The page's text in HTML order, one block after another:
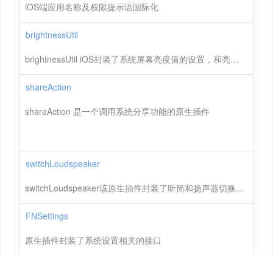
iOS端应用名称及权限提示语国际化
brightnessUtil
brightnessUtil iOS封装了系统屏幕亮度值的设置，和亮度值的获取
shareAction
shareAction 是一个调用系统分享功能的原生插件
switchLoudspeaker
switchLoudspeaker该原生插件封装了听筒和扬声器切换的功能
FNSettings
原生插件封装了系统设置相关的接口